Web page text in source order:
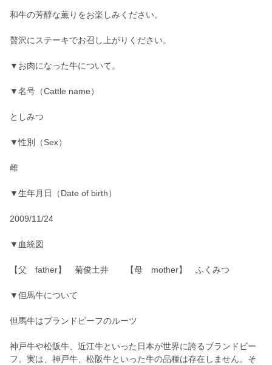
和牛の芳醇な薫りをお楽しみください。
贅沢にステーキでお召し上がりください。
▼お肉になった牛について。
▼名号（Cattle name）
としみつ
▼性別（Sex）
雌
▼生年月日（Date of birth）
2009/11/24
▼血統図
【父 father】 菊俊土井 【母 mother】 ふくみつ
▼但馬牛について
但馬牛はブランドビーフのルーツ
神戸牛や松阪牛、近江牛といった日本が世界に誇るブランドビー
フ。実は、神戸牛、松阪牛といった牛の品種は存在しません。そ